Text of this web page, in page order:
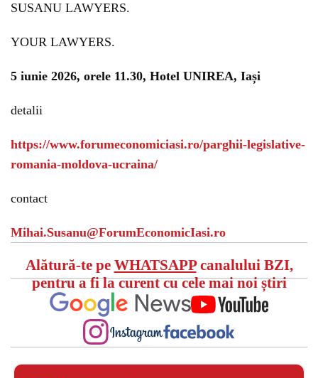
SUSANU LAWYERS.
YOUR LAWYERS.
5 iunie 2026, orele 11.30, Hotel UNIREA, Iași
detalii
https://www.forumeconomiciasi.ro/parghii-legislative-
romania-moldova-ucraina/
contact
Mihai.Susanu@ForumEconomicIasi.ro
Alătură-te pe WHATSAPPcanalului BZI,
pentru a fi la curent cu cele mai noi știri